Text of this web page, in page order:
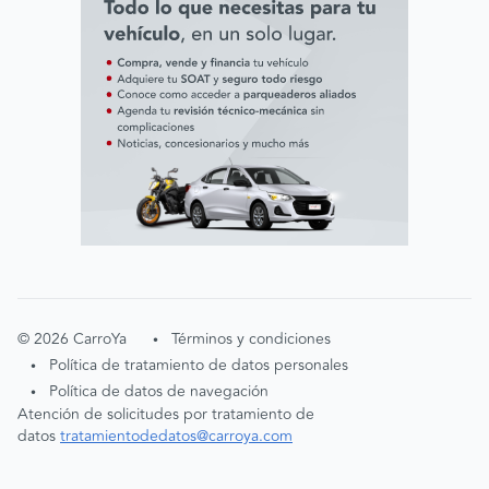
©2026 CarroYa • Términos y condiciones
• Política de tratamiento de datos personales
•
Política de datos de navegación
Atención de solicitudes por tratamiento de
datostratamientodedatos@carroya.com